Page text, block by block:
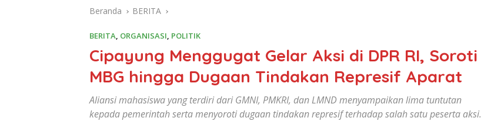
Beranda BERITA
BERITA, ORGANISASI, POLITIK
Cipayung Menggugat Gelar Aksi di DPR RI, Soroti
MBG hingga Dugaan Tindakan Represif Aparat
Aliansi mahasiswa yang terdiri dari GMNI, PMKRI, dan LMND menyampaikan lima tuntutan
kepada pemerintah serta menyoroti dugaan tindakan represif terhadap salah satu peserta aksi.